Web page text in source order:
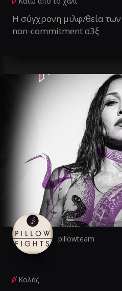
Η σύγχρονη μιλφ/θεία
non-commitment σ3ξ
pillowteam
Κολάζ